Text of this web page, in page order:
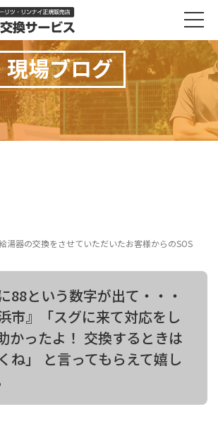
現場ブログ
湯器の交換をさせていただいたお客様からのSOS
88という数字が出て・・・
市』「スグに来て対応をし
かったよ！ 交換するときは
ね」 と言ってもらえて嬉し